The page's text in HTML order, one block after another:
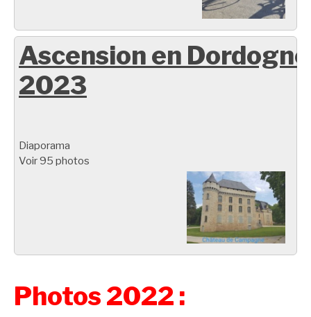
Ascension en Dordogne
2023
Diaporama
Voir 95 photos
Photos 2022 :